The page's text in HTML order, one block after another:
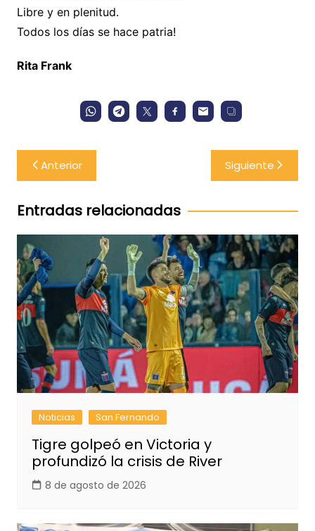
Libre y en plenitud.
Todos los días se hace patria!
Rita Frank
Navegación
de
entradas
Anterior Siguiente
Entradas relacionadas
Noticias San Fernando
Tigre golpeó en Victoria y
profundizó la crisis de River
8 de agosto de 2026